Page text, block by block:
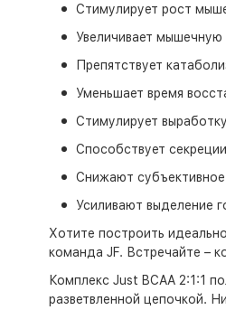
Стимулирует рост
Увеличивает мышечную
Препятствует
Уменьшает время
Стимулирует
Способствует
Снижают субъективное
Усиливают выделение
Хотите построить
команда JF. Встречайте –
Комплекс Just BCAA 2:1:1
разветвленной цепочкой.